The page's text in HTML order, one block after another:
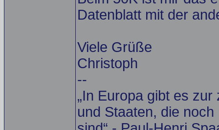
Datenblatt mit der
Viele Grüße
Christoph
--
„In Europa gibt es
und Staaten, die